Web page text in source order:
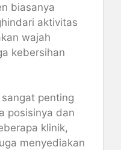
biasanya
aktivitas
wajah
kebersihan
penting
posisinya dan
klinik,
menyediakan